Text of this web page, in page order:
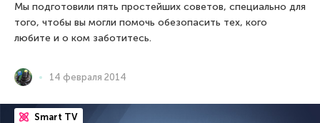
Мы подготовили пять простейших советов, специально для
того, чтобы вы могли помочь обезопасить тех, кого
любите и о ком заботитесь.
14 февраля 2014
Smart TV